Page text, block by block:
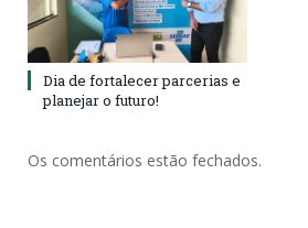
Dia de fortalecer parcerias e
planejar o futuro!
Os comentários estão fechados.